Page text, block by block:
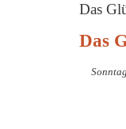
Das
Das